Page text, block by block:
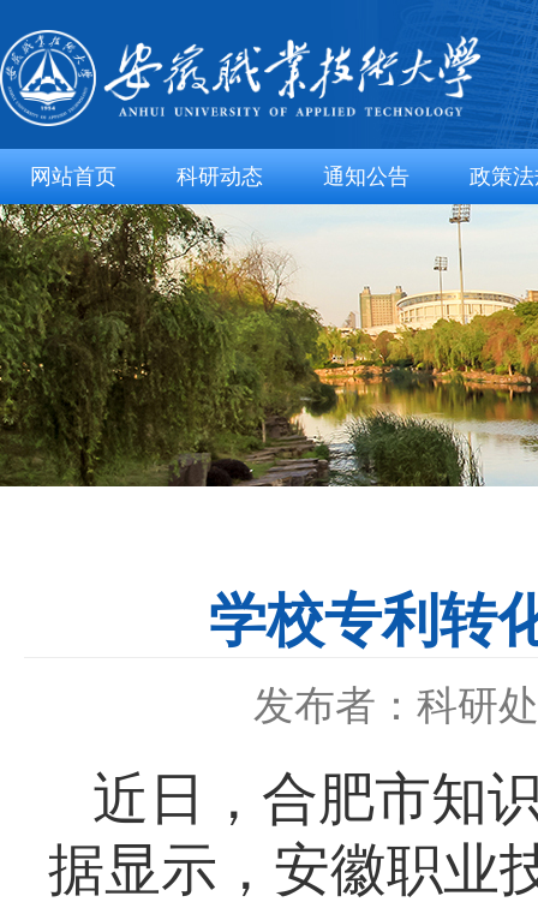
网站首页 科研动态 通知公告 政策
学校专利转
发布者：科研处
近日，合肥市知
据显示，安徽职业